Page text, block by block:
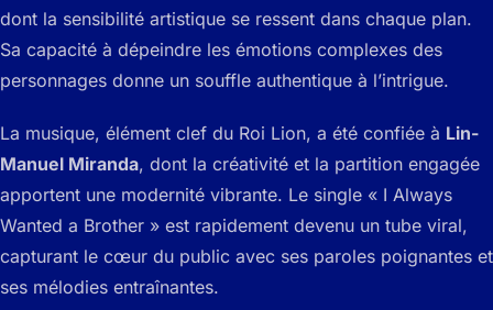
dont la sensibilité artistique se ressent dans chaque plan.
Sa capacité à dépeindre les émotions complexes des
personnages donne un souffle authentique à l’intrigue.
La musique, élément clef du Roi Lion, a été confiée à Lin-
Manuel Miranda, dont la créativité et la partition engagée
apportent une modernité vibrante. Le single « I Always
Wanted a Brother » est rapidement devenu un tube viral,
capturant le cœur du public avec ses paroles poignantes et
ses mélodies entraînantes.